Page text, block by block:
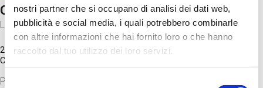
nostri partner che si occupano di analisi dei dati web,
pubblicità e social media, i quali potrebbero combinarle
con altre informazioni che hai fornito loro o che hanno
raccolto dal tuo utilizzo dei loro servizi.
Selezione
Come funziona il cervello?
Laboratorio
20 Set 2026 / 11:15 - 13:00
Costo
Proveremo a costruire un cervello in cartoncino cercando di